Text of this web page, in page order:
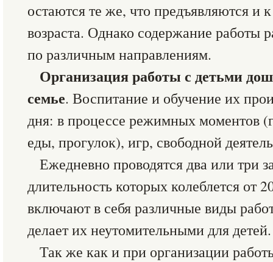
остаются те же, что предъявляются и
возраста. Однако содержание работы
по различным направлениям.
Организация работы с детьми
семье. Воспитание и обучение их
дня: в процессе режимных моментов
еды, прогулок), игр, свободной
Ежедневно проводятся два или три
длительность которых колеблется от
включают в себя различные виды
делает их неутомительными для детей.
Так же как и при организации